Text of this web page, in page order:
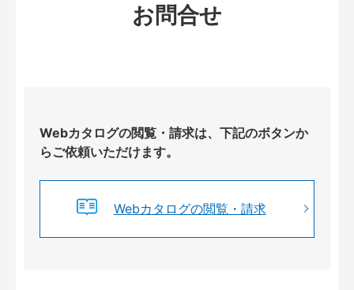
お問合せ
Webカタログの閲覧・請求は、下記のボタンか
らご依頼いただけます。
Webカタログの閲覧・請求